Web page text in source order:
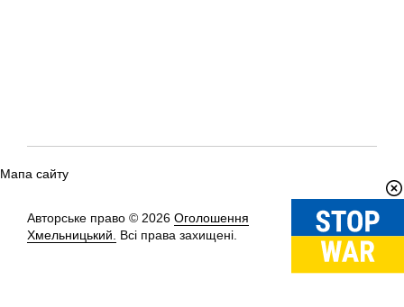
Мапа сайту
Авторське право © 2026 Оголошення
Хмельницький.
Всі права захищені.
Вгору↑